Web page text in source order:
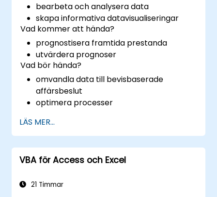
bearbeta och analysera data
skapa informativa datavisualiseringar
Vad kommer att hända?
prognostisera framtida prestanda
utvärdera prognoser
Vad bör hända?
omvandla data till bevisbaserade
affärsbeslut
optimera processer
LÄS MER...
VBA för Access och Excel
21 Timmar